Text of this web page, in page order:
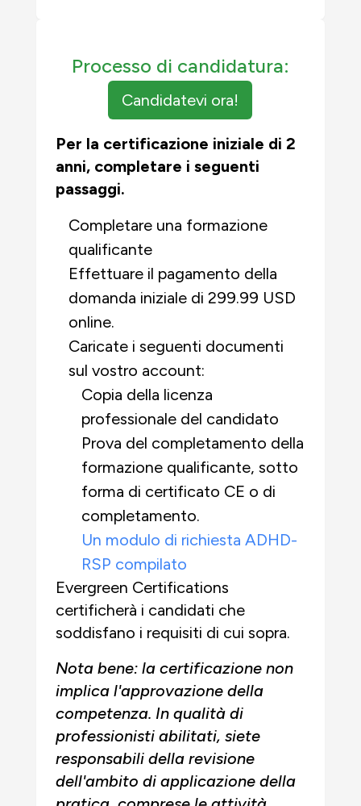
Processo di candidatura:
Candidatevi ora!
Per la certificazione iniziale di 2
anni, completare i seguenti
passaggi.
Completare una formazione
qualificante
Effettuare il pagamento della
domanda iniziale di 299.99 USD
online.
Caricate i seguenti documenti
sul vostro account:
Copia della licenza
professionale del candidato
Prova del completamento della
formazione qualificante, sotto
forma di certificato CE o di
completamento.
Un modulo di richiesta ADHD-
RSP compilato
Evergreen Certifications
certificherà i candidati che
soddisfano i requisiti di cui sopra.
Nota bene: la certificazione non
implica l'approvazione della
competenza. In qualità di
professionisti abilitati, siete
responsabili della revisione
dell'ambito di applicazione della